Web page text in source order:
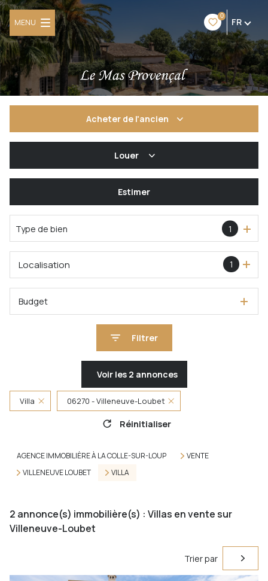
0
FR
MENU
Acheter de l'ancien
De l'immo pro
Louer
Estimer
Type de bien 1
1
Localisation
Budget
Filtrer
Voir les 2 annonces
Villa 06270 - Villeneuve-Loubet
Réinitialiser
AGENCE IMMOBILIÈRE À LA COLLE-SUR-LOUP
VENTE
VILLENEUVE LOUBET
VILLA
2 annonce(s) immobilière(s) : Villas en vente sur
Villeneuve-Loubet
Trier par